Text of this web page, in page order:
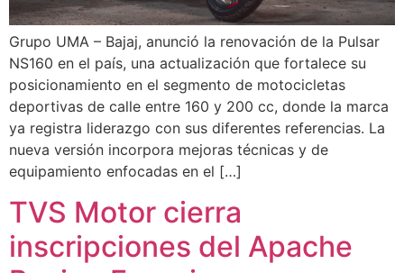
Grupo UMA – Bajaj, anunció la renovación de la Pulsar
NS160 en el país, una actualización que fortalece su
posicionamiento en el segmento de motocicletas
deportivas de calle entre 160 y 200 cc, donde la marca
ya registra liderazgo con sus diferentes referencias. La
nueva versión incorpora mejoras técnicas y de
equipamiento enfocadas en el […]
TVS Motor cierra
inscripciones del Apache